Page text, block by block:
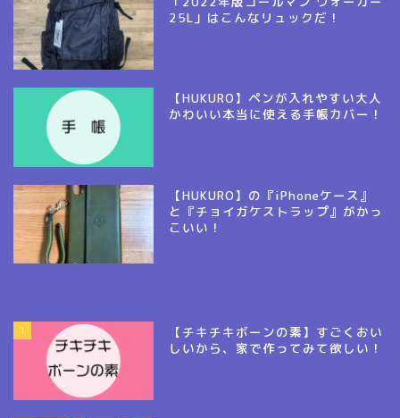
25L」はこんなリュックだ！
【HUKURO】ペンが入れやすい大人
かわいい本当に使える手帳カバー！
【HUKURO】の『iPhoneケース』
と『チョイガケストラップ』がかっ
こいい！
1
【チキチキボーンの素】すごくおい
しいから、家で作ってみて欲しい！